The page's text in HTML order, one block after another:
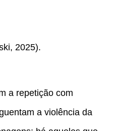
2025).
a repetição com
a violência da